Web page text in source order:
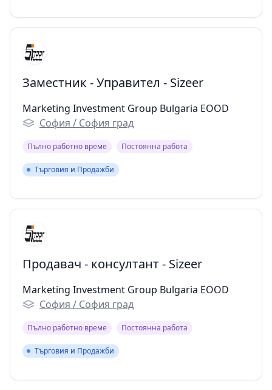
Заместник - Управител - Sizeer
Marketing Investment Group Bulgaria EOOD
София / София град
Пълно работно време Постоянна работа
Търговия и Продажби
Търговия и Продажби
Продавач - консултант - Sizeer
Marketing Investment Group Bulgaria EOOD
София / София град
Пълно работно време Постоянна работа
Търговия и Продажби
Търговия и Продажби